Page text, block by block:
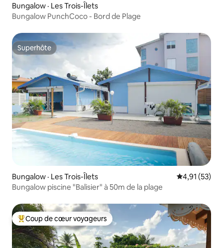
Bungalow · Les Trois-Îlets
Bungalow PunchCoco - Bord de Plage
Superhôte
Superhôte
Bungalow · Les Trois-Îlets Note
4,91 (53)
Bungalow piscine "Balisier" à 50m de la plage
Coup de cœur voyageurs parmi les plus aimés
Coup de cœur voyageurs